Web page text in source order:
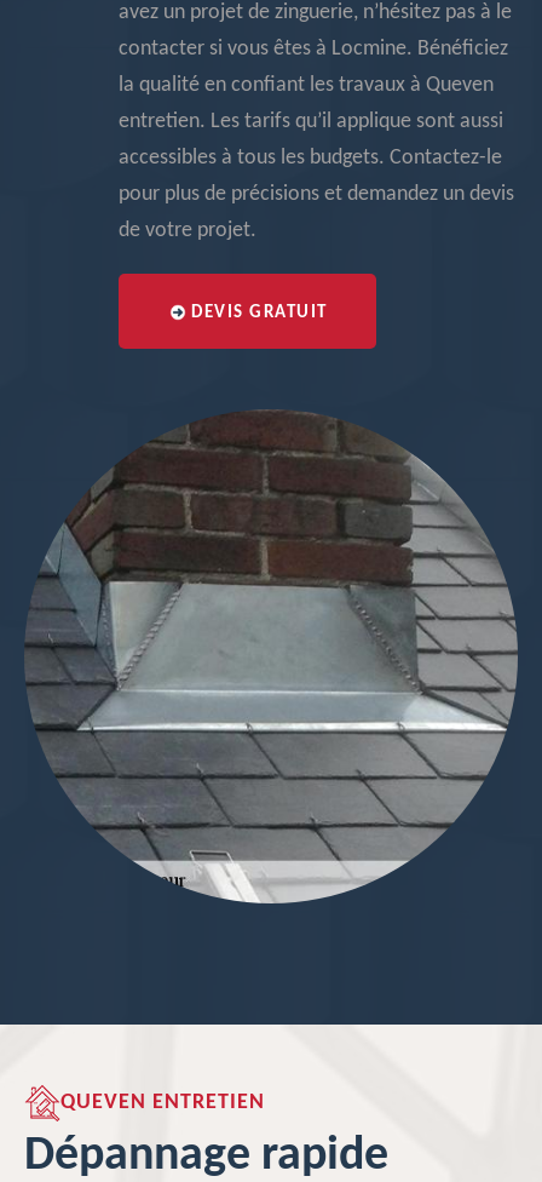
avez un projet de zinguerie, n’hésitez pas à le
contacter si vous êtes à Locmine. Bénéficiez
la qualité en confiant les travaux à Queven
entretien. Les tarifs qu’il applique sont aussi
accessibles à tous les budgets. Contactez-le
pour plus de précisions et demandez un devis
de votre projet.
DEVIS GRATUIT
QUEVEN ENTRETIEN
Dépannage rapide